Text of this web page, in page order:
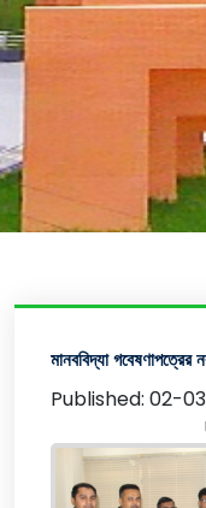
মানববিদ্যা
Published: 02-